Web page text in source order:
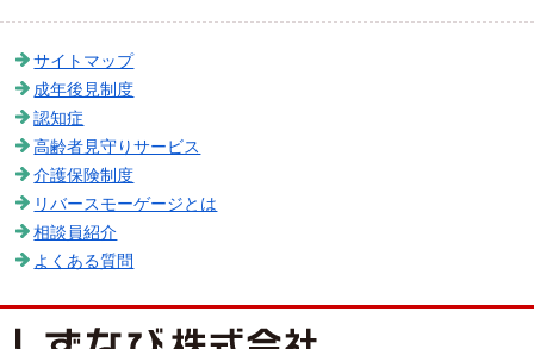
サイトマップ
成年後見制度
認知症
高齢者見守りサービス
介護保険制度
リバースモーゲージとは
相談員紹介
よくある質問